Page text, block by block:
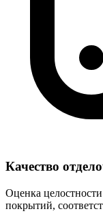
Качество
Оценка
покрытий,